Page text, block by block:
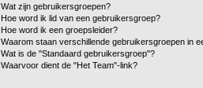
Wat zijn gebruikersgroepen?
Hoe word ik lid van een gebruikersgroep?
Hoe word ik een groepsleider?
Waarom staan verschillende gebruikersgroepen in
Wat is de "Standaard gebruikersgroep"?
Waarvoor dient de "Het Team"-link?